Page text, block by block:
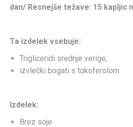
dan/ Resnejše težave: 15 kapljic
Ta izdelek vsebuje:
Trigliceridi srednje verige,
izvlečki bogati s tokoferolom
Izdelek:
Brez soje